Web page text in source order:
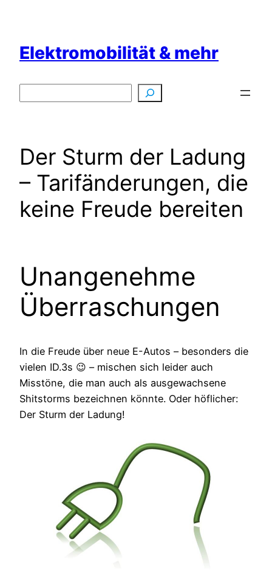
springen
Elektromobilität & mehr
Der Sturm der Ladung
– Tarifänderungen, die
keine Freude bereiten
Unangenehme
Überraschungen
In die Freude über neue E-Autos – besonders die
vielen ID.3s 😉 – mischen sich leider auch
Misstöne, die man auch als ausgewachsene
Shitstorms bezeichnen könnte. Oder höflicher:
Der Sturm der Ladung!